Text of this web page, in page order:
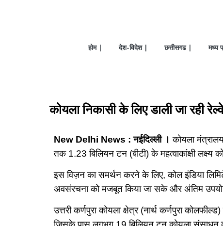
होम | देश-विदेश | छत्तीसगढ | मध्य
कोयला निकासी के लिए डाली जा रही
New Delhi News : नईदिल्ली । कोयला
तक 1.23 बिलियन टन (बीटी) के महत्वाकांक्षी लक्ष्य
इस विज़न का समर्थन करने के लिए, कोल इंडिया
अवसंरचना को मजबूत किया जा सके और अंतिम
उत्तरी कर्णपुरा कोयला क्षेत्र (नार्थ कर्णपुरा